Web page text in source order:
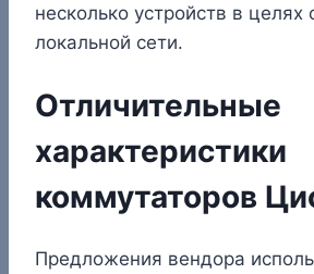
несколько устройств в целях
локальной сети.
Отличительные
характеристики
коммутаторов
Предложения вендора